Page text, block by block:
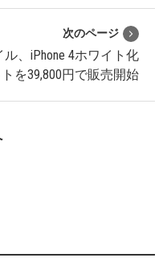
次のページ
ル、iPhone 4ホワイト化
を39,800円で販売開始